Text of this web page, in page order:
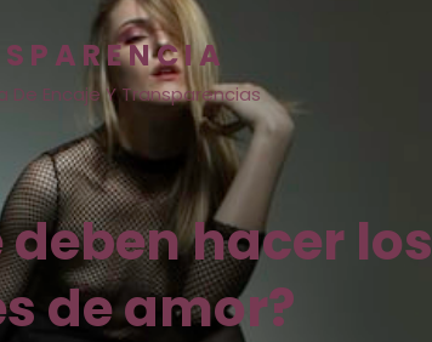
De Encaje Y Transparencias
deben hacer los
de amor?